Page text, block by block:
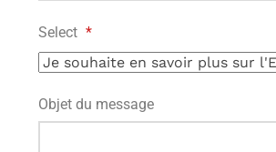
Select *
Objet du message